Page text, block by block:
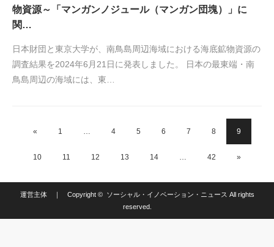
物資源～「マンガンノジュール（マンガン団塊）」に
関…
日本財団と東京大学が、南鳥島周辺海域における海底鉱物資源の
調査結果を2024年6月21日に発表しました。 日本の最東端・南
鳥島周辺の海域には、東…
« 1 … 4 5 6 7 8 9
10 11 12 13 14 … 42 »
運営主体｜ Copyright © ソーシャル・イノベーション・ニュース All rights
reserved.